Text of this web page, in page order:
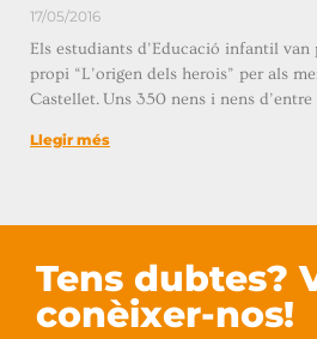
17/05/2016
Els estudiants d’Educació infantil
propi “L’origen dels herois” per als
Castellet. Uns 350 nens i nens d’entre
Llegir més
Tens dubtes?
conèixer-nos!